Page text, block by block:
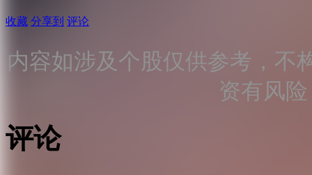
收藏 分享到 评论
内容如涉及个股仅供参考，不
资有风
评论